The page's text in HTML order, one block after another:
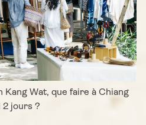
Kang Wat, que faire à Chiang
2 jours ?